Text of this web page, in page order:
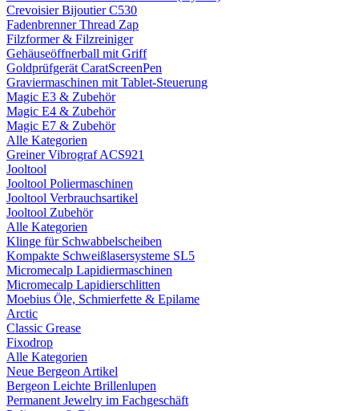
Crevoisier Bijoutier C530
Fadenbrenner Thread Zap
Filzformer & Filzreiniger
Gehäuseöffnerball mit Griff
Goldprüfgerät CaratScreenPen
Graviermaschinen mit Tablet-Steuerung
Magic E3 & Zubehör
Magic E4 & Zubehör
Magic E7 & Zubehör
Alle Kategorien
Greiner Vibrograf ACS921
Jooltool
Jooltool Poliermaschinen
Jooltool Verbrauchsartikel
Jooltool Zubehör
Alle Kategorien
Klinge für Schwabbelscheiben
Kompakte Schweißlasersysteme SL5
Micromecalp Lapidiermaschinen
Micromecalp Lapidierschlitten
Moebius Öle, Schmierfette & Epilame
Arctic
Classic Grease
Fixodrop
Alle Kategorien
Neue Bergeon Artikel
Bergeon Leichte Brillenlupen
Permanent Jewelry im Fachgeschäft